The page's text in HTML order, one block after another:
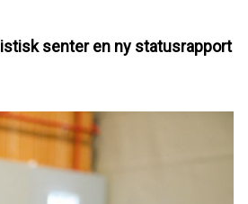
senter en ny statusrapport